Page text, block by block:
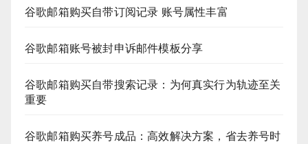
谷歌邮箱购买自带订阅记录 账号属性丰富
谷歌邮箱账号被封申诉邮件模板分享
谷歌邮箱购买自带搜索记录：为何真实行为轨迹至关
重要
谷歌邮箱购买养号成品：高效解决方案，省去养号时